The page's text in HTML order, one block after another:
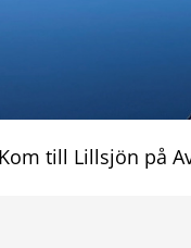
Kom till Lillsjön på